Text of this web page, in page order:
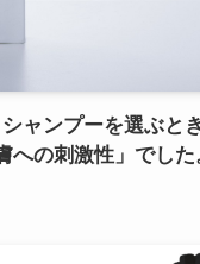
シャンプーを選ぶと
への刺激性」でした